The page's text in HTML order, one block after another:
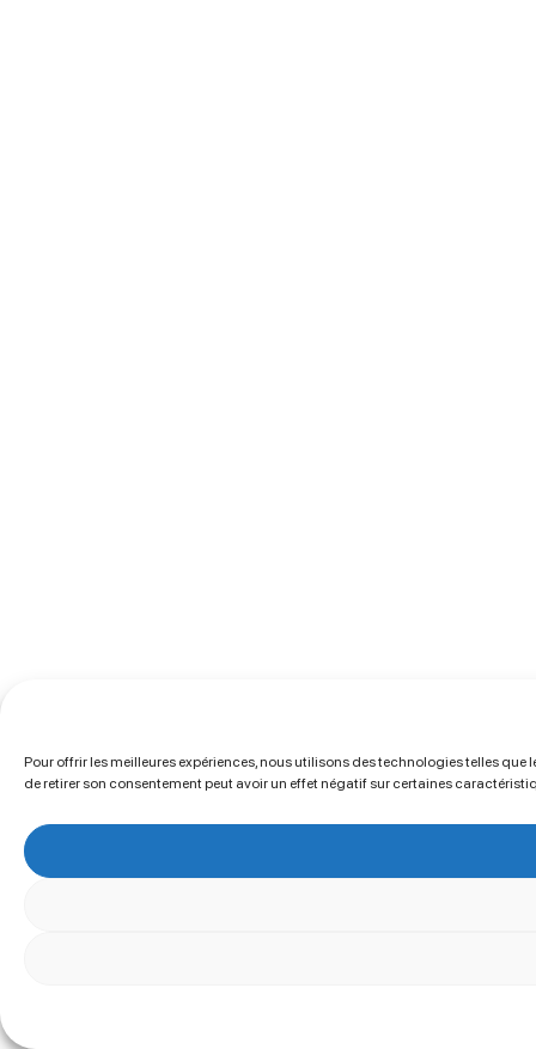
Pour offrir les meilleures expériences, nous utilisons des technologies telles
de retirer son consentement peut avoir un effet négatif sur certaines